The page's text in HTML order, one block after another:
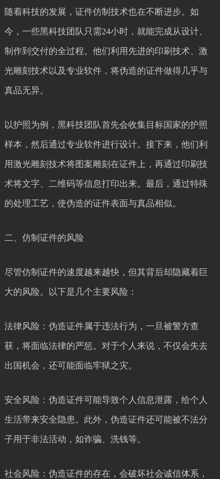
随着科技的发展，证件仿制技术也在不断进步。如
今，一些黑科技团队只需24小时，就能完成从设计、
制作到交付的全过程。他们利用先进的印刷技术、激
光雕刻技术以及专业软件，将伪造的证件做得几乎与
真品无异。
以护照为例，黑科技团队首先会收集目标国家的护照
样本，然后通过专业软件进行设计。接下来，他们利
用激光雕刻技术将图案雕刻在证件上，再通过印刷技
术将文字、二维码等信息打印出来。最后，通过特殊
的处理工艺，使伪造的证件表面与真品相似。
二、仿制证件的风险
尽管仿制证件的速度越来越快，但其背后却隐藏着巨
大的风险。以下是几个主要风险：
法律风险：伪造证件属于违法行为，一旦被警方查
获，将面临法律的严惩。对于个人来说，不仅会失去
出国机会，还可能面临牢狱之灾。
安全风险：伪造证件可能导致个人信息泄露，给个人
生活带来安全隐患。此外，伪造证件还可能被不法分
子用于非法活动，如诈骗、洗钱等。
社会风险：伪造证件的存在，会破坏社会诚信体系，